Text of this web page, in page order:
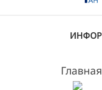
Главная